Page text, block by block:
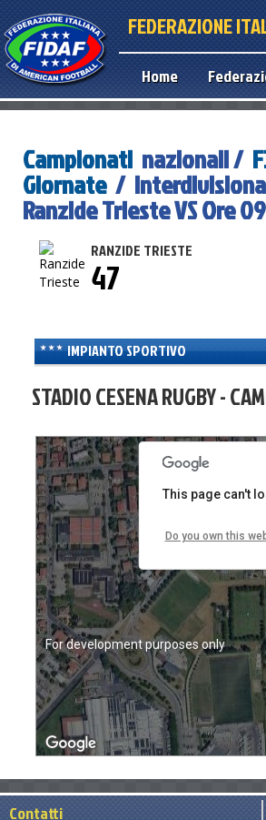
FEDERAZIONE
Home
Campionati nazionali /
Giornate/
Ranzide Trieste VS Ore
RANZIDE TRIESTE
47
IMPIANTO SPORTIVO
STADIO CESENA RUGBY -
For development purposes only
This page can't
Do you own this
Contatti